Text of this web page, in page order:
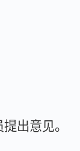
出意见。